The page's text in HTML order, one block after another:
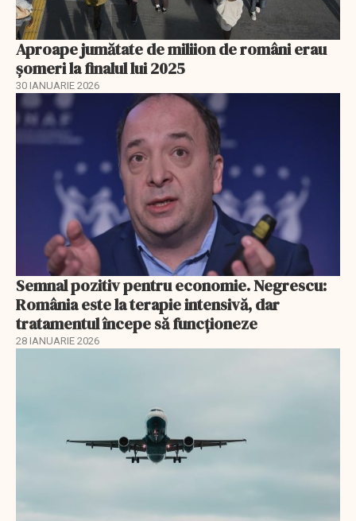
Aproape jumătate de miliion de români erau
șomeri la finalul lui 2025
30 IANUARIE 2026
Semnal pozitiv pentru economie. Negrescu:
România este la terapie intensivă, dar
tratamentul începe să funcționeze
28 IANUARIE 2026